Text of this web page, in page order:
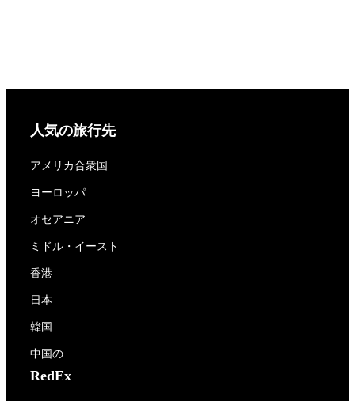
人気の旅行先
アメリカ合衆国
ヨーロッパ
オセアニア
ミドル・イースト
香港
日本
韓国
中国の
RedEx